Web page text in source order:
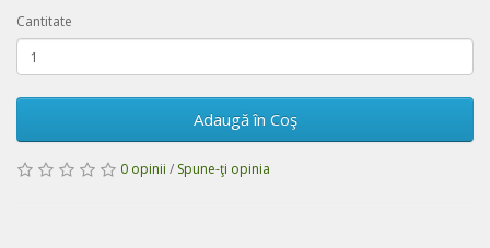
Cantitate
Adaugă în Coş
0 opinii / Spune-ţi opinia